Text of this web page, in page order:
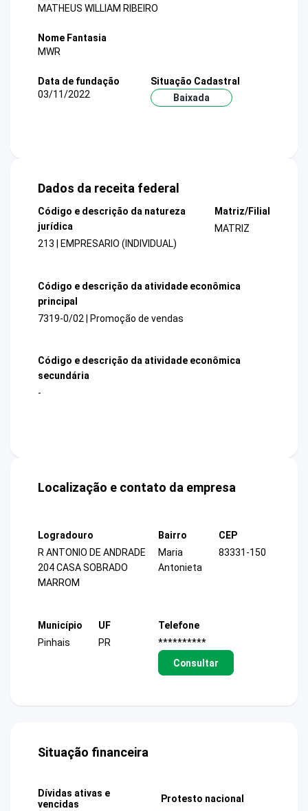
MATHEUS WILLIAM RIBEIRO
Nome Fantasia
MWR
Data de fundação
03/11/2022
Situação Cadastral
Baixada
Dados da receita federal
Código e descrição da natureza
jurídica
213 | EMPRESARIO (INDIVIDUAL)
Matriz/Filial
MATRIZ
Código e descrição da atividade econômica
principal
7319-0/02 | Promoção de vendas
Código e descrição da atividade econômica
secundária
-
Localização e contato da empresa
Logradouro
R ANTONIO DE ANDRADE
204 CASA SOBRADO
MARROM
Bairro
Maria
Antonieta
CEP
83331-150
Município
Pinhais
UF
PR
Telefone
**********
Consultar
Situação financeira
Dívidas ativas e
vencidas
Protesto nacional